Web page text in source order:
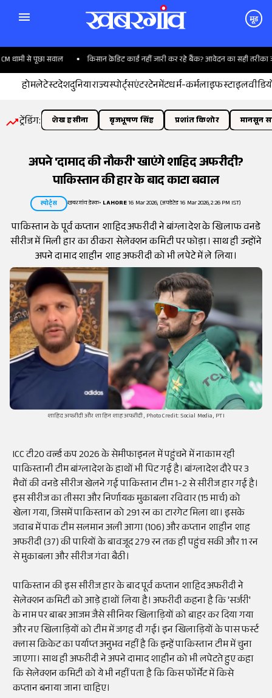
मूड
से पूछा सवाल किसान क्रेडिट कार्ड नहीं जारी कर रहे बैंक? आवेदन का सही तरीका जान
होमलेटेस्टदेशदुनियाराज्यस्पोर्ट्सएंटरटेनमेंटधर्म-कर्मलाइफस्टाइल
ट्रेंडिंग: शेख हसीना बृजभूषण सिंह प्रशांत किशोर मानसून
अपने 'दामाद की नौकरी' खाएंगे शाहिद अफरीदी?
पाकिस्तान की हार के बाद काटा बवाल
स्पोर्ट्स खबरगांव डेस्क• LAHORE16 Mar 2026, (अपडेटेड 16 Mar 2026, 2:26 PM IST)
पाकिस्तान के पूर्व कप्तान शाहिद अफरीदी ने बांग्लादेश के खिलाफ वनडे
सीरीज में मिली हार का ठीकरा सेलेक्शन कमिटी पर फोड़ा। साथ ही उन्होंने
अपने दामाद शाहीन शाह अफरीदी को भी लपेटे में ले लिया।
शाहिद अफरीदी और शाहिन शाह अफरीदी, Photo Credit: Social Media, PTI
ICC टी20 वर्ल्ड कप 2026 के सेमीफाइनल में पहुंचने में नाकाम रही
पाकिस्तानी टीम बांग्लादेश के हाथों भी पिट गई है। बांग्लादेश दौरे पर 3
मैचों की वनडे सीरीज खेलने गई पाकिस्तान टीम 1-2 से सीरीज हार गई है।
इस सीरीज का तीसरा और निर्णायक मुकाबला रविवार (15 मार्च) को
खेला गया, जिसमें पाकिस्तान को 291 रन का टारगेट मिला था। इसके
जवाब में पाक टीम सलमान अली आगा (106) और कप्तान शाहीन शाह
अफरीदी (37) की पारियों के बावजूद 279 रन तक ही पहुंच सकी और 11 रन
से मुकाबला और सीरीज गंवा बैठी।
पाकिस्तान की इस सीरीज हार के बाद पूर्व कप्तान शाहिद अफरीदी ने
सेलेक्शन कमिटी को आड़े हाथों लिया है। अफरीदी कहना है कि 'सर्जरी'
के नाम पर बाबर आजम जैसे सीनियर खिलाड़ियों को बाहर कर दिया गया
और नए खिलाड़ियों को टीम में जगह दी गई। इन खिलाड़ियों के पास फर्स्ट
क्लास क्रिकेट का पर्याप्त अनुभव नहीं है कि इन्हें पाकिस्तान टीम में चुना
जाएगा। साथ ही अफरीदी ने अपने दामाद शाहीन को भी लपेटते हुए कहा
कि सेलेक्शन कमिटी को ये भी नहीं पता है कि किस फॉर्मेट में किसे
कप्तान बनाया जाना चाहिए।